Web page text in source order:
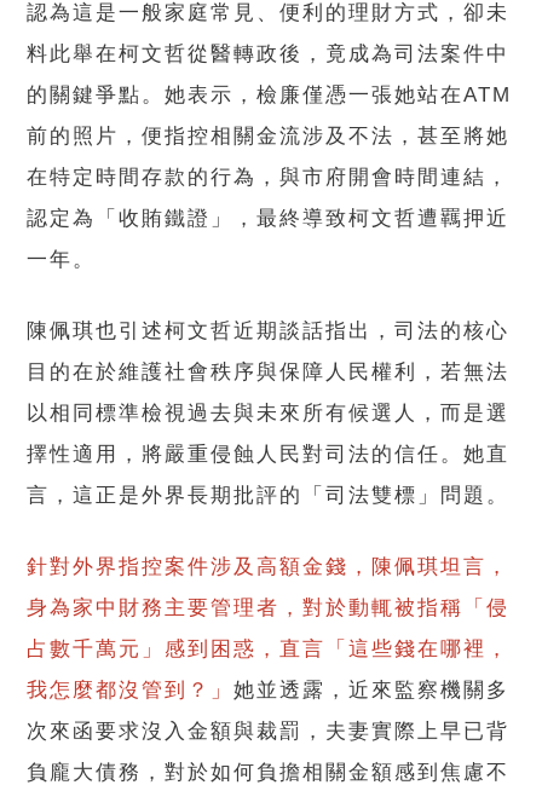
認為這是一般家庭常見、便利的理財方式，卻未
料此舉在柯文哲從醫轉政後，竟成為司法案件中
的關鍵爭點。她表示，檢廉僅憑一張她站在ATM
前的照片，便指控相關金流涉及不法，甚至將她
在特定時間存款的行為，與市府開會時間連結，
認定為「收賄鐵證」，最終導致柯文哲遭羈押近
一年。
陳佩琪也引述柯文哲近期談話指出，司法的核心
目的在於維護社會秩序與保障人民權利，若無法
以相同標準檢視過去與未來所有候選人，而是選
擇性適用，將嚴重侵蝕人民對司法的信任。她直
言，這正是外界長期批評的「司法雙標」問題。
針對外界指控案件涉及高額金錢，陳佩琪坦言，
身為家中財務主要管理者，對於動輒被指稱「侵
占數千萬元」感到困惑，直言「這些錢在哪裡，
我怎麼都沒管到？」她並透露，近來監察機關多
次來函要求沒入金額與裁罰，夫妻實際上早已背
負龐大債務，對於如何負擔相關金額感到焦慮不